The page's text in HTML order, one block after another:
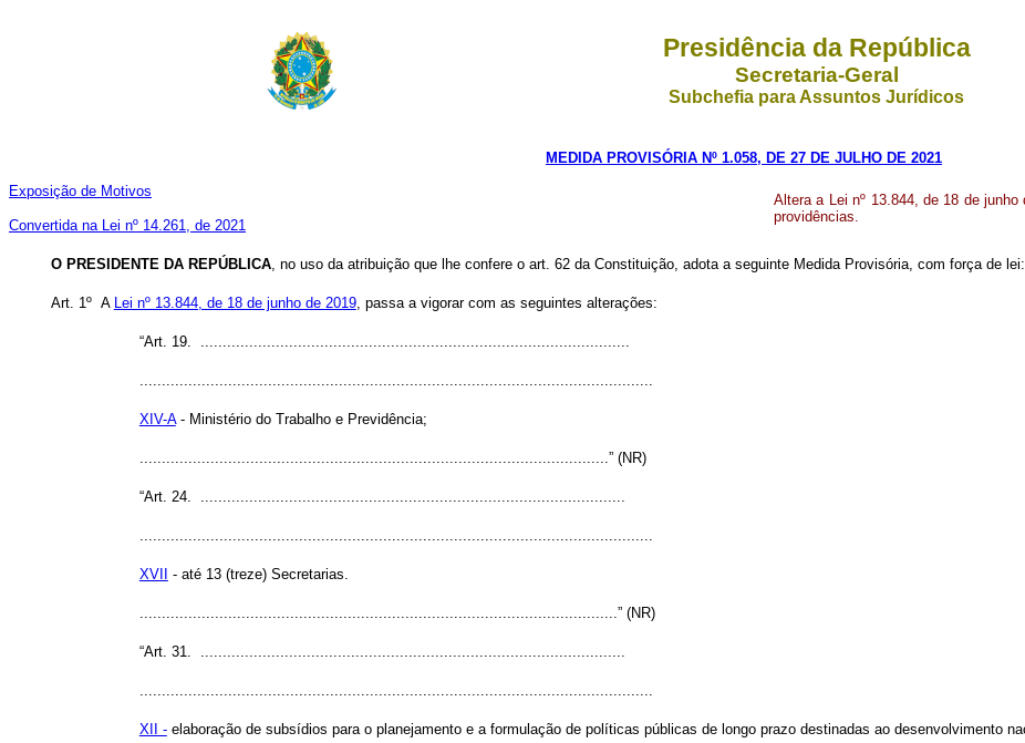
Presidência da República
Secretaria-Geral
Subchefia para Assuntos Jurídicos
MEDIDA PROVISÓRIA Nº 1.058, DE 27 DE JULHO DE 2021
Exposição de Motivos
Convertida na Lei nº 14.261, de 2021
Altera a Lei nº 13.844, de 18 de
providências.
O PRESIDENTE DA REPÚBLICA, no uso da atribuição que lhe confere o art. 62 da Constituição, adota a seguinte Medida Provisória, com força de lei:
Art. 1º A Lei nº 13.844, de 18 de junho de 2019, passa a vigorar com as seguintes alterações:
“Art. 19. .................................................................................................
....................................................................................................................
XIV-A- Ministério do Trabalho e Previdência;
..........................................................................................................” (NR)
“Art. 24. ................................................................................................
....................................................................................................................
XVII - até 13 (treze) Secretarias.
............................................................................................................” (NR)
“Art. 31. ................................................................................................
....................................................................................................................
XII -elaboração de subsídios para o planejamento e a formulação de políticas públicas de longo prazo destinadas ao desenvolvimento